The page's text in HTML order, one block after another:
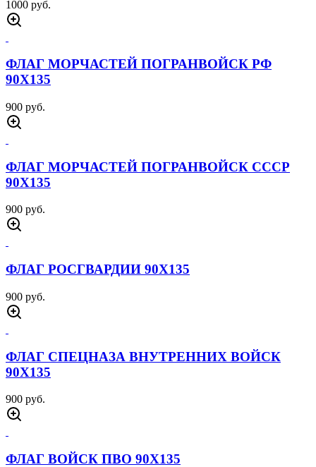
1000 руб.
ФЛАГ МОРЧАСТЕЙ ПОГРАНВОЙСК РФ
90Х135
900 руб.
ФЛАГ МОРЧАСТЕЙ ПОГРАНВОЙСК СССР
90Х135
900 руб.
ФЛАГ РОСГВАРДИИ 90Х135
900 руб.
ФЛАГ СПЕЦНАЗА ВНУТРЕННИХ ВОЙСК
90Х135
900 руб.
ФЛАГ ВОЙСК ПВО 90Х135